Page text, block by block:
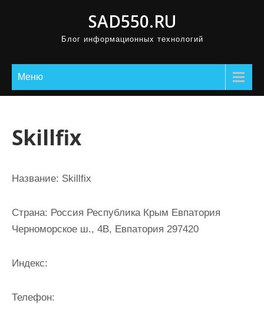
SAD550.RU
Блог информационных технологий
Меню
Skillfix
Название: Skillfix
Страна: Россия Республика Крым Евпатория
Черноморское ш., 4В, Евпатория 297420
Индекс:
Телефон: